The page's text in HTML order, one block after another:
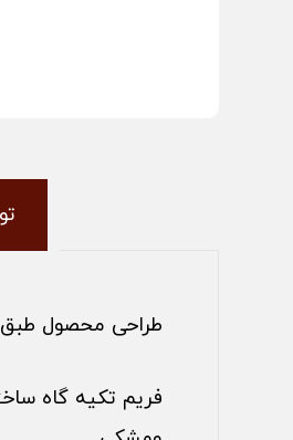
طراحی محصول طبق
فریم تکیه گاه